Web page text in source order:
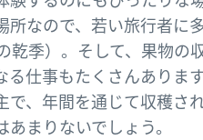
所なので、若い旅行者に
乾季）。そして、果物の
る仕事もたくさんありま
で、年間を通じて収穫さ
あまりないでしょう。